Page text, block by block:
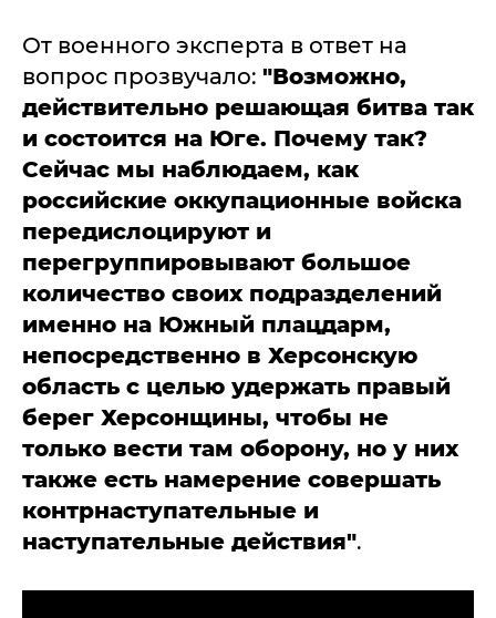
От военного эксперта в ответ на
вопрос прозвучало: "Возможно,
действительно решающая битва так
и состоится на Юге. Почему так?
Сейчас мы наблюдаем, как
российские оккупационные войска
передислоцируют и
перегруппировывают большое
количество своих подразделений
именно на Южный плацдарм,
непосредственно в Херсонскую
область с целью удержать правый
берег Херсонщины, чтобы не
только вести там оборону, но у них
также есть намерение совершать
контрнаступательные и
наступательные действия".